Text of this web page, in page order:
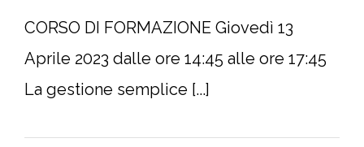
CORSO DI FORMAZIONE Giovedì 13
Aprile 2023 dalle ore 14:45 alle ore 17:45
La gestione semplice [...]